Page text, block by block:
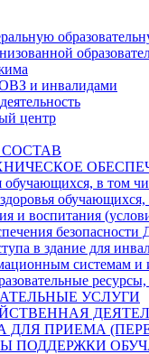
и инвалидами
центр
обучающихся, в том
и воспитания
в здание для
системам и
УСЛУГИ
ДЛЯ ПРИЕМА
ПОДДЕРЖКИ